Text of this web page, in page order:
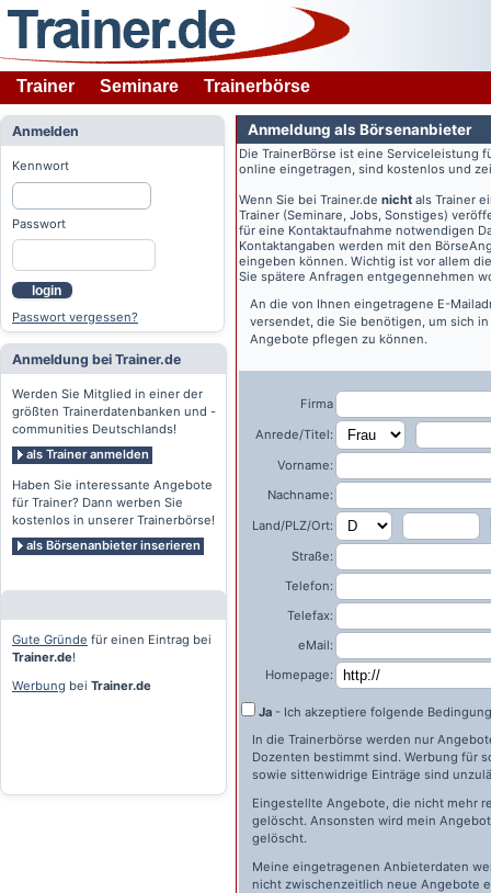
Trainer Seminare Trainerbörse
Anmelden
Kennwort
Passwort
login
Passwort vergessen?
Anmeldung bei Trainer.de
Werden Sie Mitglied in einer der
größten Trainerdatenbanken und -
communities Deutschlands!
als Trainer anmelden
Haben Sie interessante Angebote
für Trainer? Dann werben Sie
kostenlos in unserer Trainerbörse!
als Börsenanbieter inserieren
Gute Gründe für einen Eintrag bei
Trainer.de!
Werbung bei Trainer.de
Anmeldung als Börsenanbieter
Die TrainerBörse ist eine Serviceleistung
online eingetragen, sind kostenlos und
Wenn Sie bei Trainer.de nicht als Trainer
Trainer (Seminare, Jobs, Sonstiges)
für eine Kontaktaufnahme notwendigen
Kontaktangaben werden mit den
eingeben können. Wichtig ist vor allem
Sie spätere Anfragen entgegennehmen
An die von Ihnen eingetragene E-
versendet, die Sie benötigen, um sich
Angebote pflegen zu können.
Firma
Anrede/Titel:
Vorname:
Nachname:
Land/PLZ/Ort:
Straße:
Telefon:
Telefax:
eMail:
Homepage:
Ja - Ich akzeptiere folgende
In die Trainerbörse werden nur
Dozenten bestimmt sind. Werbung für
sowie sittenwidrige Einträge sind
Eingestellte Angebote, die nicht mehr
gelöscht. Ansonsten wird mein
gelöscht.
Meine eingetragenen Anbieterdaten
nicht zwischenzeitlich neue Angebote